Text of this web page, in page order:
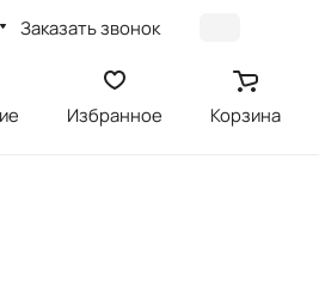
Заказать звонок
Избранное Корзина